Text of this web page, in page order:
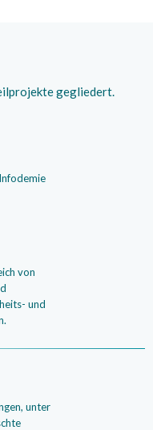
gegliedert.
von
und
unter